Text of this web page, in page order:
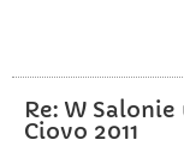
Re: W
Ciovo 2011